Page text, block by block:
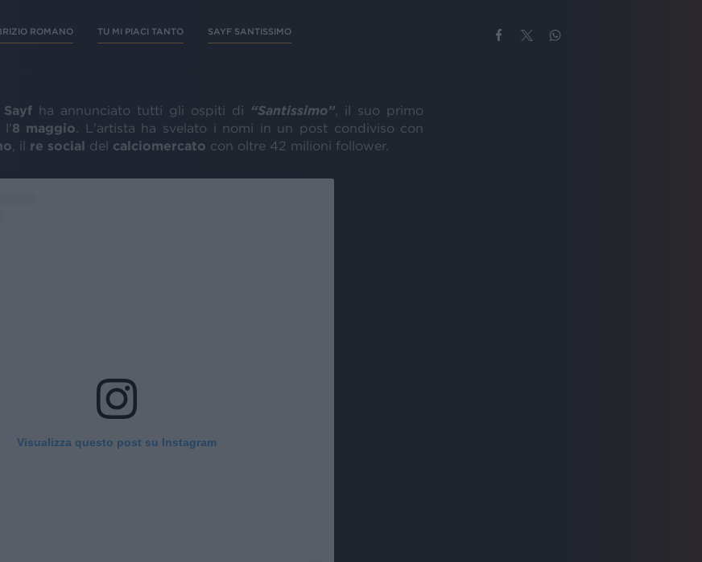
ROMANO TU MI PIACI TANTO SAYF SANTISSIMO
ha annunciato tutti gli ospiti di “Santissimo” , il suo primo
l'8 maggio . L'artista ha svelato i nomi in un post condiviso con
, il re social del calciomercato con oltre 42 milioni follower.
Visualizza questo post su Instagram